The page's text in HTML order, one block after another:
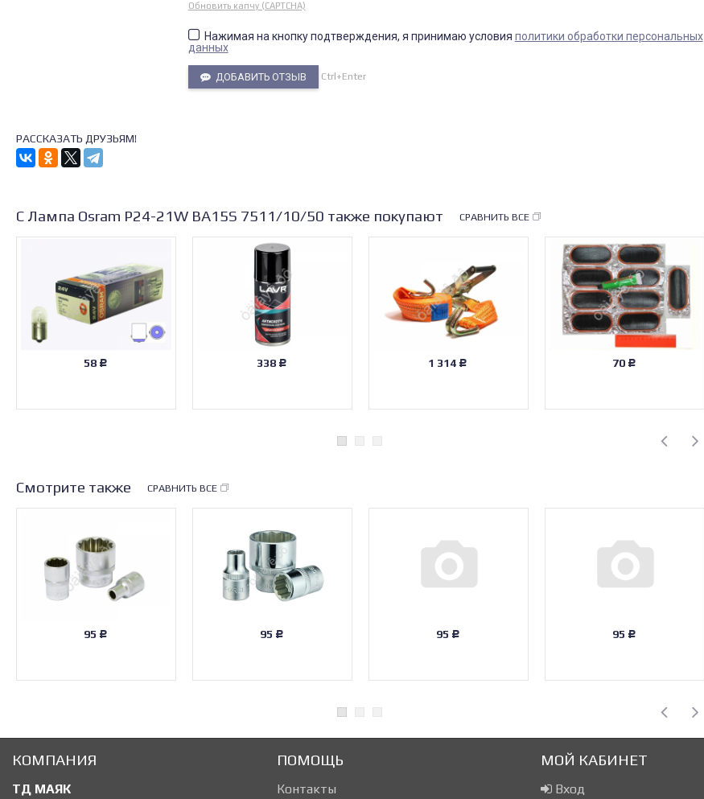
Обновить капчу (CAPTCHA)
Нажимая на кнопку подтверждения, я принимаю условия политики обработки персональных
данных
ДОБАВИТЬ ОТЗЫВ Ctrl+Enter
РАССКАЗАТЬ ДРУЗЬЯМ!
С Лампа Osram P24-21W BA15S 7511/10/50 также покупают СРАВНИТЬ ВСЕ
58 Р 338 Р 1 314 Р 70 Р
Смотрите также СРАВНИТЬ ВСЕ
95 Р 95 Р 95 Р 95 Р
КОМПАНИЯ
ТД МАЯК
ПОМОЩЬ
Контакты
МОЙ КАБИНЕТ
Вход